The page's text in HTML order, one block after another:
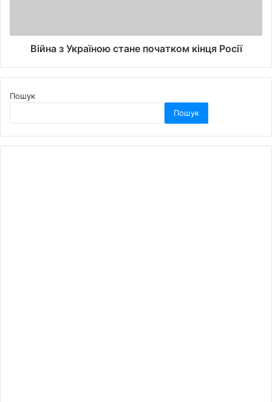
Війна з Україною стане початком кінця Росії
Пошук
Пошук